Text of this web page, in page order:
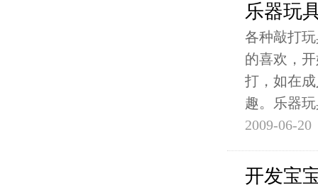
乐器玩
各种敲打
的喜欢，
打，如在
趣。乐器
2009-06-20
开发宝